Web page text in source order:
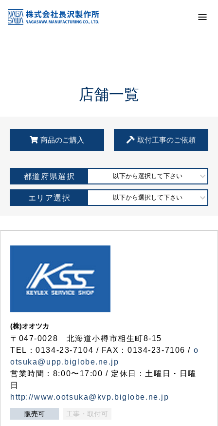
KSS加盟店・取扱店情報
店舗一覧
店舗一覧
商品のご購入 取付工事のご依頼
都道府県選択 以下から選択して下さい
エリア選択 以下から選択して下さい
(株)オオツカ
〒047-0028 北海道小樽市相生町8-15
TEL：0134-23-7104 / FAX：0134-23-7106 / o
otsuka@upp.biglobe.ne.jp
営業時間：8:00〜17:00 / 定休日：土曜日・日曜
日
http://www.ootsuka@kvp.biglobe.ne.jp
販売可 工事・取付可